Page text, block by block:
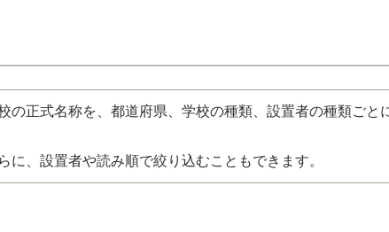
の正式名称を、都道府県、学校の種類、設置者の種類ごと
に、設置者や読み順で絞り込むこともできます。